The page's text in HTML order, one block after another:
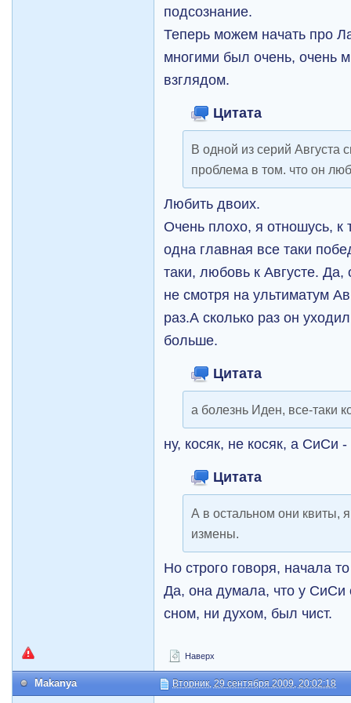
подсознание.
Теперь можем начать про
многими был очень, очень
взглядом.
Цитата
В одной из серий Августа
проблема в том. что он
Любить двоих.
Очень плохо, я отношусь,
одна главная все таки
таки, любовь к Августе.
не смотря на ультиматум
раз.А сколько раз он
больше.
Цитата
а болезнь Иден, все-таки
ну, косяк, не косяк, а СиСи
Цитата
А в остальном они квиты,
измены.
Но строго говоря, начала
Да, она думала, что у
сном, ни духом, был чист.
Наверх
Makanya Вторник, 29 сентября 2009, 20:02:18